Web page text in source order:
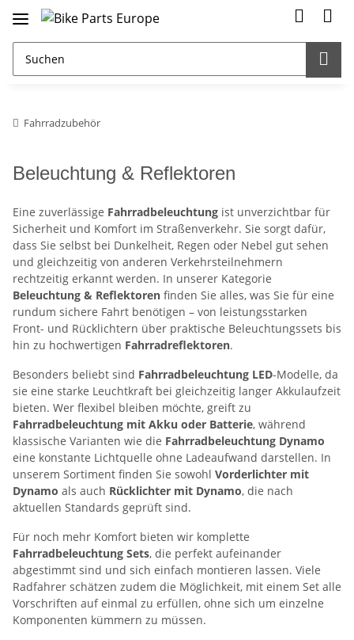
Fahrradzubehör
Beleuchtung & Reflektoren
Eine zuverlässige Fahrradbeleuchtung ist unverzichtbar für
Sicherheit und Komfort im Straßenverkehr. Sie sorgt dafür,
dass Sie selbst bei Dunkelheit, Regen oder Nebel gut sehen
und gleichzeitig von anderen Verkehrsteilnehmern
rechtzeitig erkannt werden. In unserer Kategorie
Beleuchtung & Reflektoren finden Sie alles, was Sie für eine
rundum sichere Fahrt benötigen – von leistungsstarken
Front- und Rücklichtern über praktische Beleuchtungssets bis
hin zu hochwertigen Fahrradreflektoren.
Besonders beliebt sind Fahrradbeleuchtung LED-Modelle, da
sie eine starke Leuchtkraft bei gleichzeitig langer Akkulaufzeit
bieten. Wer flexibel bleiben möchte, greift zu
Fahrradbeleuchtung mit Akku oder Batterie, während
klassische Varianten wie die Fahrradbeleuchtung Dynamo
eine konstante Lichtquelle ohne Ladeaufwand darstellen. In
unserem Sortiment finden Sie sowohl Vorderlichter mit
Dynamo als auch Rücklichter mit Dynamo, die nach
aktuellen Standards geprüft sind.
Für noch mehr Komfort bieten wir komplette
Fahrradbeleuchtung Sets, die perfekt aufeinander
abgestimmt sind und sich einfach montieren lassen. Viele
Radfahrer schätzen zudem die Möglichkeit, mit einem Set alle
Vorschriften auf einmal zu erfüllen, ohne sich um einzelne
Komponenten kümmern zu müssen.